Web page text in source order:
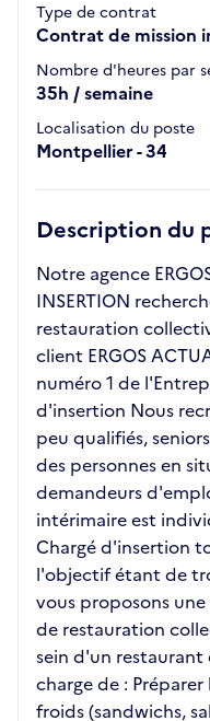
Type de contrat
Contrat de mission
Nombre d'heures par
35h / semaine
Localisation du poste
Montpellier - 34
Description du
Notre agence
INSERTION
restauration
client ERGOS
numéro 1 de
d'insertion Nous
peu qualifiés,
des personnes en
demandeurs
intérimaire est
Chargé d'insertion
l'objectif étant de
vous proposons
de restauration
sein d'un restaurant
charge de :
froids (sandwichs,